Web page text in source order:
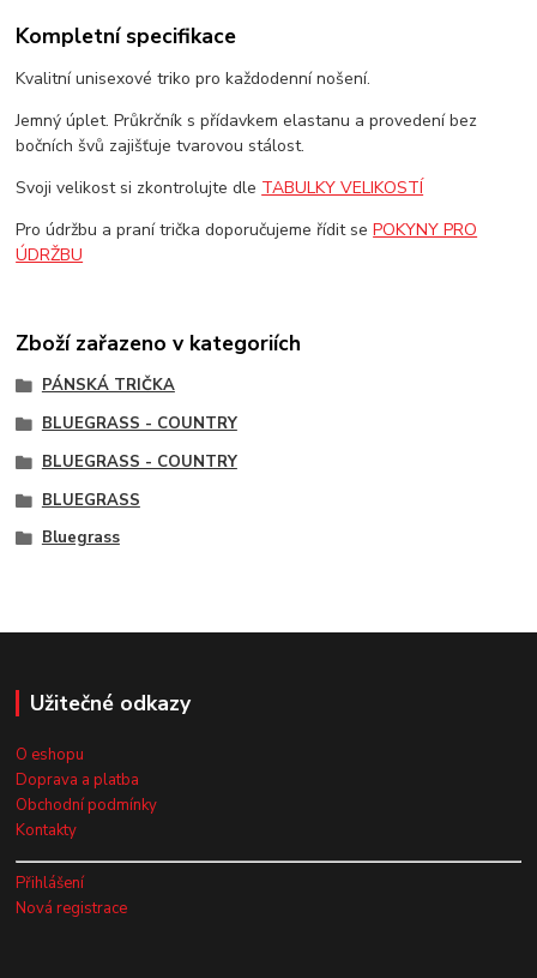
Kompletní specifikace
Kvalitní unisexové triko pro každodenní nošení.
Jemný úplet. Průkrčník s přídavkem elastanu a provedení bez
bočních švů zajišťuje tvarovou stálost.
Svoji velikost si zkontrolujte dle TABULKY VELIKOSTÍ
Pro údržbu a praní trička doporučujeme řídit sePOKYNY PRO
ÚDRŽBU
Zboží zařazeno v kategoriích
PÁNSKÁ TRIČKA
BLUEGRASS - COUNTRY
BLUEGRASS - COUNTRY
BLUEGRASS
Bluegrass
Užitečné odkazy
O eshopu
Doprava a platba
Obchodní podmínky
Kontakty
Přihlášení
Nová registrace